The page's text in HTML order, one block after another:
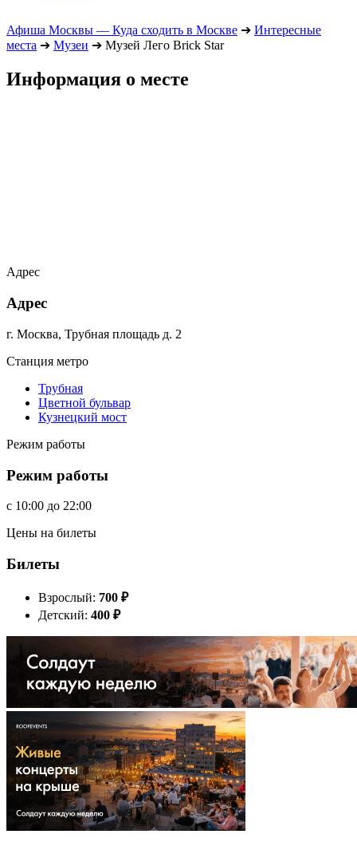
Афиша Москвы — Куда сходить в Москве ➔ Интересные
места ➔ Музеи ➔ Музей Лего Brick Star
Информация о месте
Адрес
Адрес
г. Москва, Трубная площадь д. 2
Станция метро
Трубная
Цветной бульвар
Кузнецкий мост
Режим работы
Режим работы
c 10:00 до 22:00
Цены на билеты
Билеты
Взрослый: 700 ₽
Детский: 400 ₽